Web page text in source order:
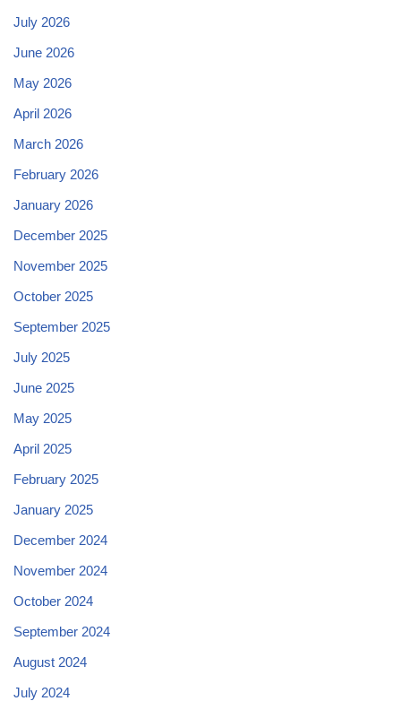
July 2026
June 2026
May 2026
April 2026
March 2026
February 2026
January 2026
December 2025
November 2025
October 2025
September 2025
July 2025
June 2025
May 2025
April 2025
February 2025
January 2025
December 2024
November 2024
October 2024
September 2024
August 2024
July 2024